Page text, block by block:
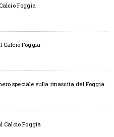
Foggia
Calcio Foggia
speciale sulla rinascita del Foggia.
Calcio Foggia